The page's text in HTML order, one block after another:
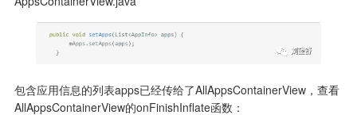
包含应用信息的列表apps已经传给了AllAppsContainerView，查看